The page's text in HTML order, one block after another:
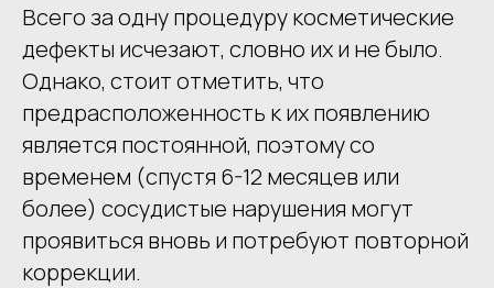
Всего за одну процедуру косметические
дефекты исчезают, словно их и не было.
Однако, стоит отметить, что
предрасположенность к их появлению
является постоянной, поэтому со
временем (спустя 6-12 месяцев или
более) сосудистые нарушения могут
проявиться вновь и потребуют повторной
коррекции.